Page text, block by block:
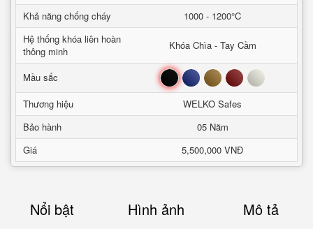
Khả năng chống cháy
1000 - 1200°C
Hệ thống khóa liên hoàn
thông minh
Khóa Chìa - Tay Cầm
Mầu sắc Đen Xanh Nâu Đỏ Trắng
Thương hiệu
WELKO Safes
Bảo hành
05 Năm
Giá
5,500,000 VNĐ
Nổi bật Hình ảnh Mô tả